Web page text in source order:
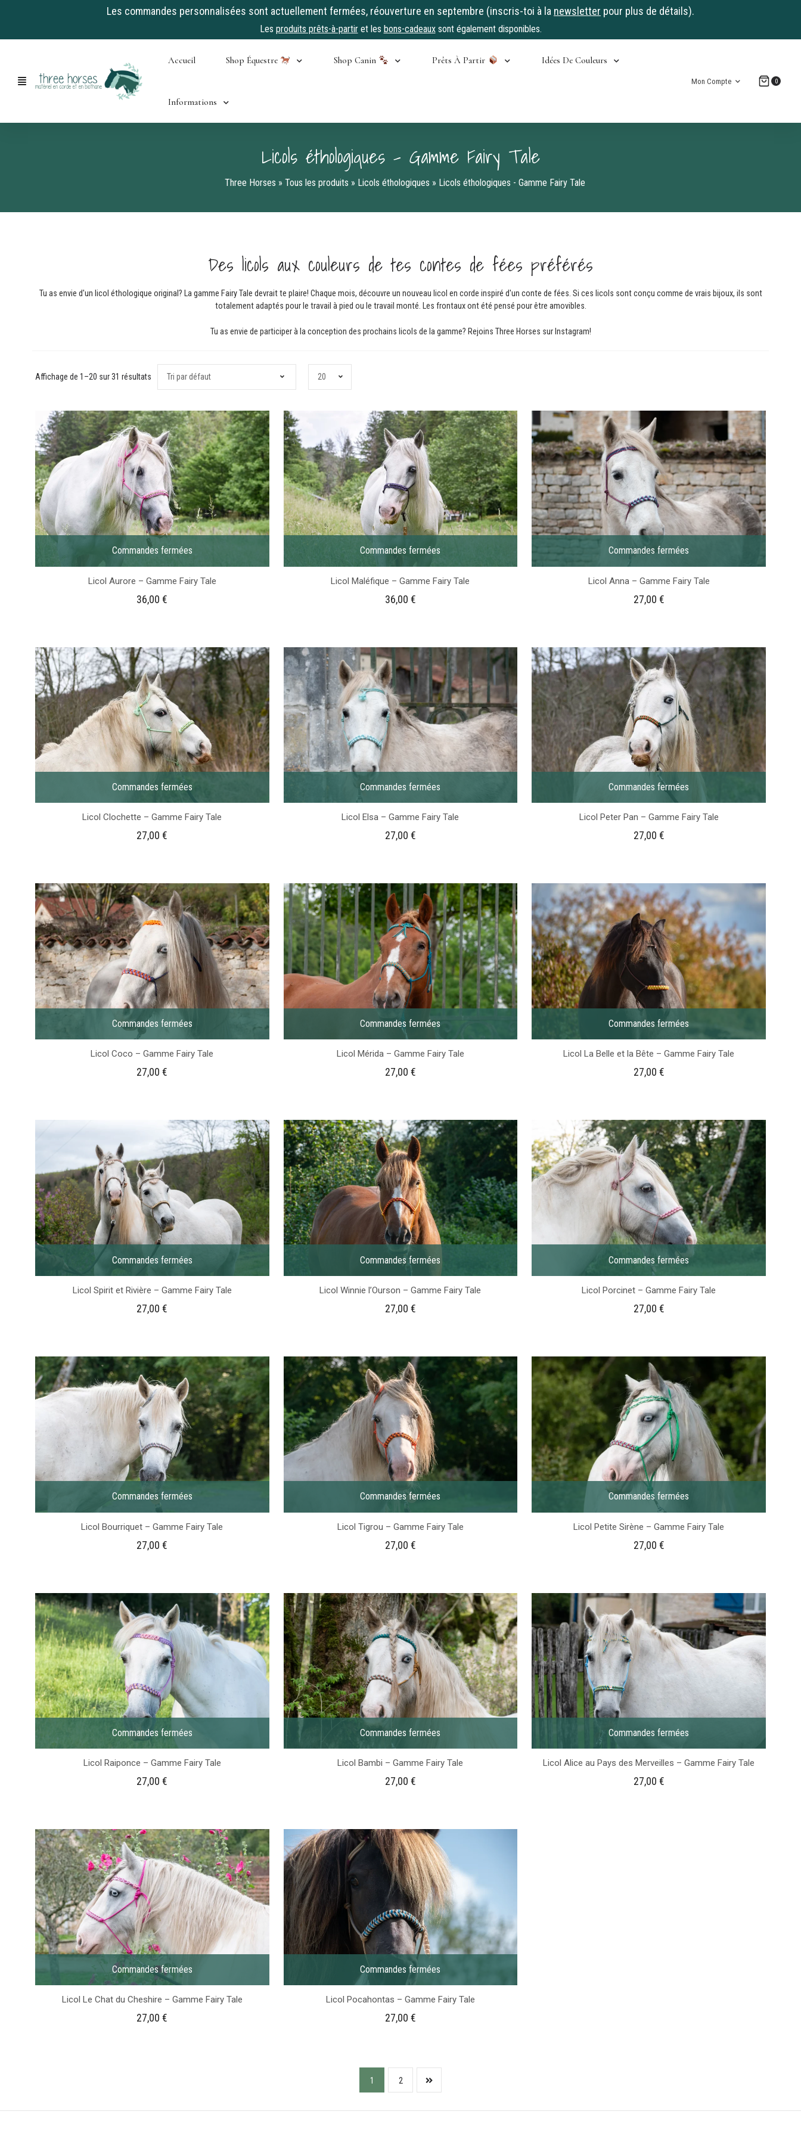
Les commandes personnalisées sont actuellement fermées, réouverture en septembre (inscris-toi à la newsletter pour plus de détails).
Les produits prêts-à-partiret les bons-cadeauxsont également disponibles.
content
Accueil Shop Équestre Shop Canin Prêts À Partir Idées De Couleurs
Informations
Mon Compte 0
Licols éthologiques - Gamme Fairy Tale
Three Horses » Tous les produits » Licols éthologiques » Licols éthologiques - Gamme Fairy Tale
Des licols aux couleurs de tes contes de fées préférés
Tu as envie d'un licol éthologique original? La gamme Fairy Tale devrait te plaire! Chaque mois, découvre un nouveau licol en corde inspiré d'un conte de fées. Si ces licols sont conçu comme de vrais bijoux, ils sont
totalement adaptés pour le travail à pied ou le travail monté. Les frontaux ont été pensé pour être amovibles.
Tu as envie de participer à la conception des prochains licols de la gamme? Rejoins Three Horses sur Instagram!
Affichage de 1–20 sur 31 résultats
Commandes fermées
Licol Aurore – Gamme Fairy Tale
36,00€
Commandes fermées
Licol Maléfique – Gamme Fairy Tale
36,00 €
Commandes fermées
Licol Anna – Gamme Fairy Tale
27,00 €
Commandes fermées
Licol Clochette – Gamme Fairy Tale
27,00€
Commandes fermées
Licol Elsa – Gamme Fairy Tale
27,00 €
Commandes fermées
Licol Peter Pan – Gamme Fairy Tale
27,00 €
Commandes fermées
Licol Coco – Gamme Fairy Tale
27,00€
Commandes fermées
Licol Mérida – Gamme Fairy Tale
27,00 €
Commandes fermées
Licol La Belle et la Bête – Gamme Fairy Tale
27,00 €
Commandes fermées
Licol Spirit et Rivière – Gamme Fairy Tale
27,00€
Commandes fermées
Licol Winnie l’Ourson – Gamme Fairy Tale
27,00 €
Commandes fermées
Licol Porcinet – Gamme Fairy Tale
27,00 €
Commandes fermées
Licol Bourriquet – Gamme Fairy Tale
27,00€
Commandes fermées
Licol Tigrou – Gamme Fairy Tale
27,00 €
Commandes fermées
Licol Petite Sirène – Gamme Fairy Tale
27,00 €
Commandes fermées
Licol Raiponce – Gamme Fairy Tale
27,00€
Commandes fermées
Licol Bambi – Gamme Fairy Tale
27,00 €
Commandes fermées
Licol Alice au Pays des Merveilles – Gamme Fairy Tale
27,00 €
Commandes fermées
Licol Le Chat du Cheshire – Gamme Fairy Tale
27,00€
Commandes fermées
Licol Pocahontas – Gamme Fairy Tale
27,00 €
1 2